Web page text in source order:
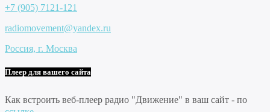
+7 (905) 7121-121
radiomovement@yandex.ru
Россия, г. Москва
Плеер для вашего сайта
Как встроить веб-плеер радио "Движение" в ваш сайт - по